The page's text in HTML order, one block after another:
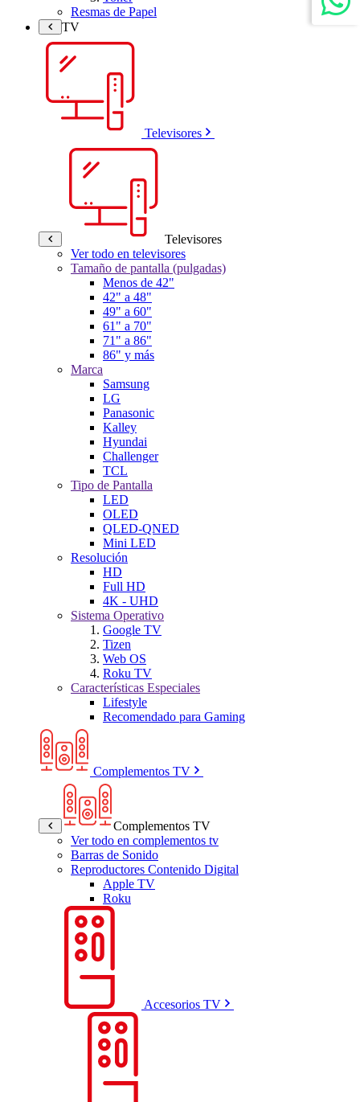
Resmas de Papel
TV
Televisores
Televisores
Ver todo en televisores
Tamaño de pantalla (pulgadas)
Menos de 42"
42" a 48"
49" a 60"
61" a 70"
71" a 86"
86" y más
Marca
Samsung
LG
Panasonic
Kalley
Hyundai
Challenger
TCL
Tipo de Pantalla
LED
OLED
QLED-QNED
Mini LED
Resolución
HD
Full HD
4K - UHD
Sistema Operativo
Google TV
Tizen
Web OS
Roku TV
Características Especiales
Lifestyle
Recomendado para Gaming
Complementos TV
Complementos TV
Ver todo en complementos tv
Barras de Sonido
Reproductores Contenido Digital
Apple TV
Roku
Accesorios TV